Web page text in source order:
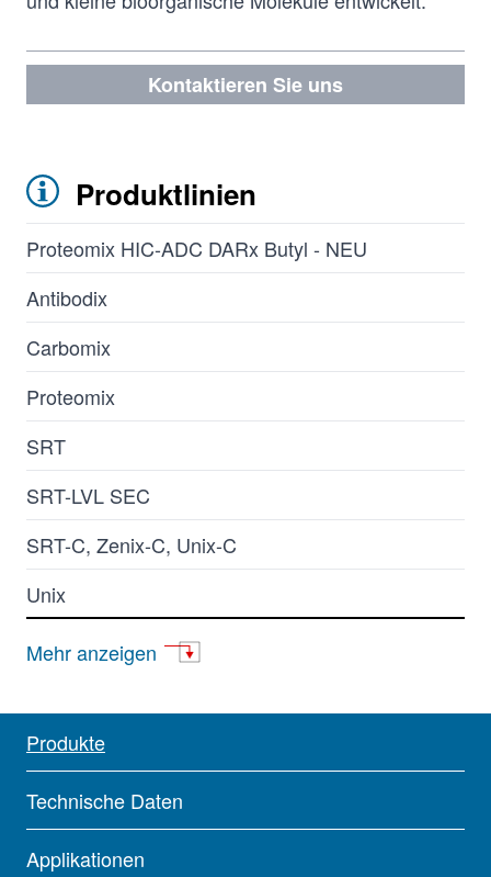
Kontaktieren Sie uns
Produktlinien
Proteomix HIC-ADC DARx Butyl - NEU
Antibodix
Carbomix
Proteomix
SRT
SRT-LVL SEC
SRT-C, Zenix-C, Unix-C
Unix
Zenix
Glycomix
Mono
Mehr anzeigen
Produkte
Technische Daten
Applikationen